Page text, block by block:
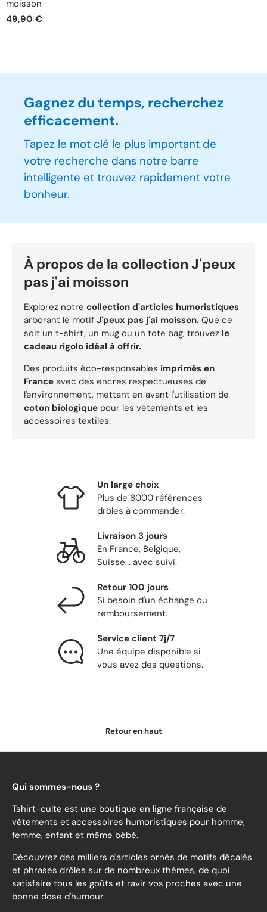
moisson
49,90 €
Gagnez du temps, recherchez
efficacement.
Tapez le mot clé le plus important de
votre recherche dans notre barre
intelligente et trouvez rapidement votre
bonheur.
À propos de la collection J'peux
pas j'ai moisson
Explorez notre collection d'articles humoristiques
arborant le motif J'peux pas j'ai moisson. Que ce
soit un t-shirt, un mug ou un tote bag, trouvez le
cadeau rigolo idéal à offrir.
Des produits éco-responsables imprimés en
France avec des encres respectueuses de
l'environnement, mettant en avant l'utilisation de
coton biologique pour les vêtements et les
accessoires textiles.
Un large choix
Plus de 8000 références
drôles à commander.
Livraison 3 jours
En France, Belgique,
Suisse... avec suivi.
Retour 100 jours
Si besoin d'un échange ou
remboursement.
Service client 7j/7
Une équipe disponible si
vous avez des questions.
Retour en haut
Qui sommes-nous ?
Tshirt-culte est une boutique en ligne française de
vêtements et accessoires humoristiques pour homme,
femme, enfant et même bébé.
Découvrez des milliers d'articles ornés de motifs décalés
et phrases drôles sur de nombreux thèmes, de quoi
satisfaire tous les goûts et ravir vos proches avec une
bonne dose d'humour.